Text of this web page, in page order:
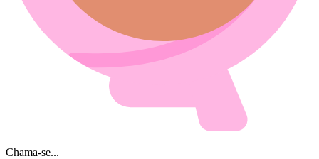
Chama-se...